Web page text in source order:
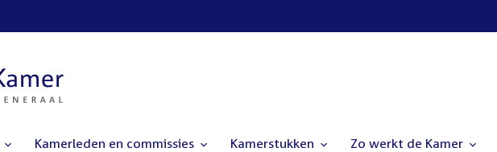
Kamerleden en commissies Kamerstukken Zo werkt de Kamer